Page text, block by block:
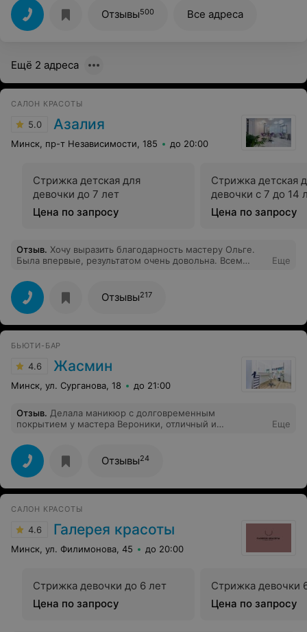
Викентьевна.Очень приветливые,и главное, мастера
своего дела .Я считаю, что мне сегодня
повезло.Творческих Вам успехов.
Отзывы500 Все адреса
Ещё 2 адреса
САЛОН КРАСОТЫ
5.0 Азалия
Минск, пр-т Независимости, 185 до 20:00
Стрижка детская для
девочки до 7 лет
Цена по запросу
Стрижка детская
девочки с 7 до 14
Цена по запросу
Отзыв. Хочу выразить благодарность мастеру Ольге.
Была впервые, результатом очень довольна. Всем
Еще
Отзывы217
БЬЮТИ-БАР
4.6 Жасмин
Минск, ул. Сурганова, 18 до 21:00
Отзыв. Делала маникюр с долговременным
покрытием у мастера Вероники, отличный и
работа прекрасная! Рекомендую!
Еще
Отзывы24
САЛОН КРАСОТЫ
4.6 Галерея красоты
Минск, ул. Филимонова, 45 до 20:00
Стрижка девочки до 6 лет
Цена по запросу
Стрижка девочки
Цена по запросу